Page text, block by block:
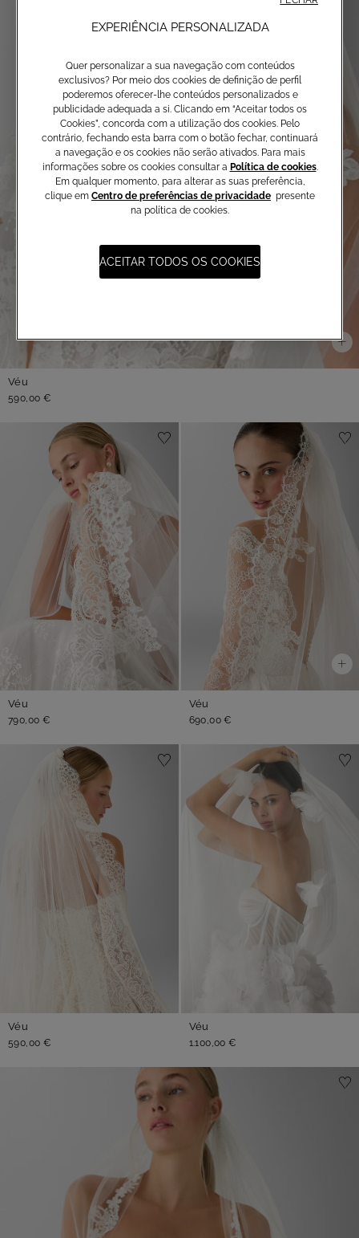
Véu
590,00 €
Véu
790,00 €
Véu
690,00 €
Véu
590,00 €
Véu
1.100,00 €
EXPERIÊNCIA PERSONALIZADA
Quer personalizar a sua navegação com conteúdos
exclusivos? Por meio dos cookies de definição de perfil
poderemos oferecer-lhe conteúdos personalizados e
publicidade adequada a si. Clicando em “Aceitar todos os
Cookies”, concorda com a utilização dos cookies. Pelo
contrário, fechando esta barra com o botão fechar, continuará
a navegação e os cookies não serão ativados. Para mais
informações sobre os cookies consultar a Política de cookies.
Em qualquer momento, para alterar as suas preferência,
clique em Centro de preferências de privacidade presente
na política de cookies.
ACEITAR TODOS OS COOKIES